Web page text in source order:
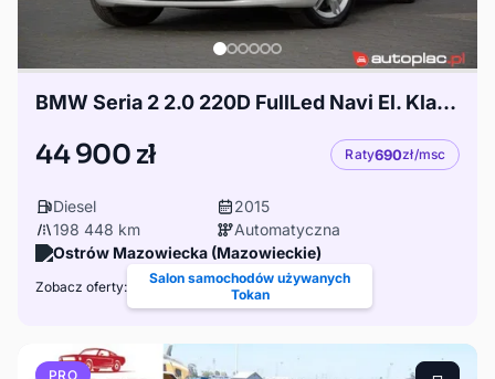
BMW Seria 2 2.0 220D FullLed Navi El. Klapa 7 Foteli El. foteli HeadUp Drive Mode ASO
44 900 zł Raty690zł/msc
Diesel
2015
198 448 km
Automatyczna
Ostrów Mazowiecka (Mazowieckie)
Zobacz oferty:
Salon samochodów używanych
Tokan
PRO